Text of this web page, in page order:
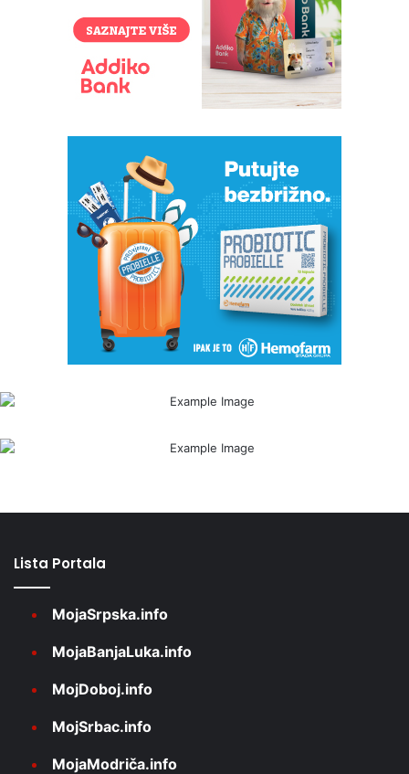
Lista Portala
MojaSrpska.info
MojaBanjaLuka.info
MojDoboj.info
MojSrbac.info
MojaModriča.info